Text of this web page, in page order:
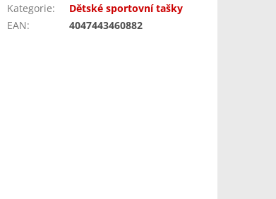
Kategorie:
Dětské sportovní tašky
EAN: 4047443460882